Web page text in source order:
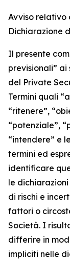
Avviso relativo
Dichiarazione
Il presente
previsionali” ai
del Private
Termini quali
“ritenere”,
“potenziale”,
“intendere” e
termini ed
identificare
le
di rischi e
fattori o
Società. I
differire in
impliciti nelle